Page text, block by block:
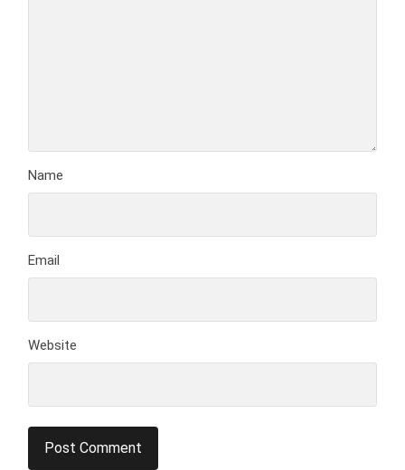
Name
Email
Website